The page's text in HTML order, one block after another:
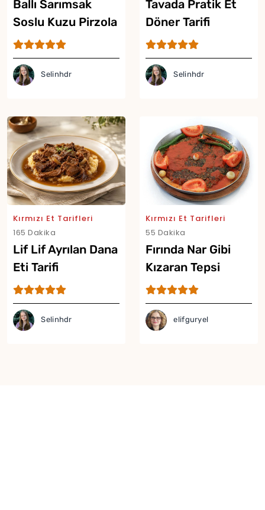
Ballı Sarımsak
Soslu Kuzu Pirzola
Tarifi
Selinhdr
Tavada Pratik Et
Döner Tarifi
Selinhdr
Kırmızı Et Tarifleri
165 Dakika
Lif Lif Ayrılan Dana
Eti Tarifi
Selinhdr
Kırmızı Et Tarifleri
55 Dakika
Fırında Nar Gibi
Kızaran Tepsi
Kebabı Tarifi
elifguryel